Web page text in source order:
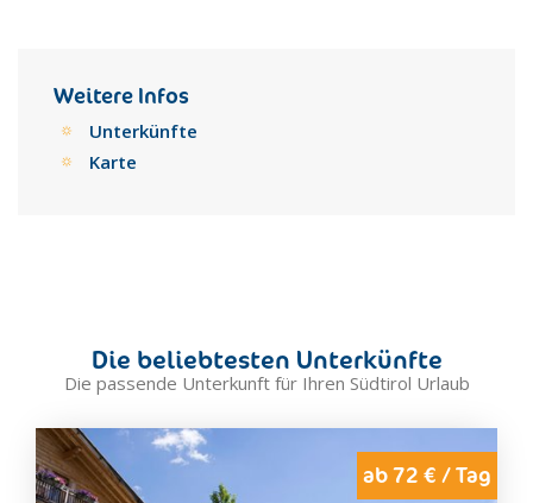
Weitere Infos
Unterkünfte
Karte
Die beliebtesten Unterkünfte
Die passende Unterkunft für Ihren Südtirol Urlaub
ab 72 € / Tag